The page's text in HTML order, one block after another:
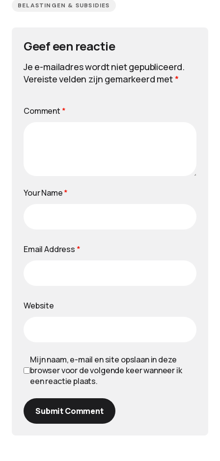
BELASTINGEN & SUBSIDIES
Geef een reactie
Je e-mailadres wordt niet gepubliceerd.
Vereiste velden zijn gemarkeerd met*
Comment *
Your Name*
Email Address *
Website
Mijn naam, e-mail en site opslaan in deze
browser voor de volgende keer wanneer ik
een reactie plaats.
Submit Comment